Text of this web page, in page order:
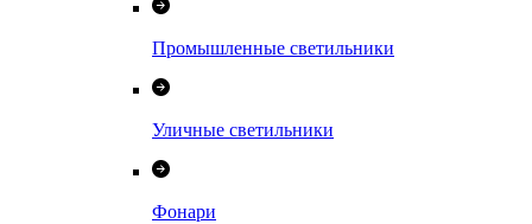
Промышленные светильники
Уличные светильники
Фонари